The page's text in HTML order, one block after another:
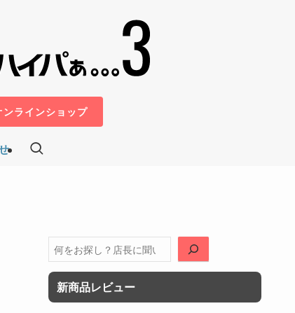
ンラインショップ
検
索
新商品レビュー